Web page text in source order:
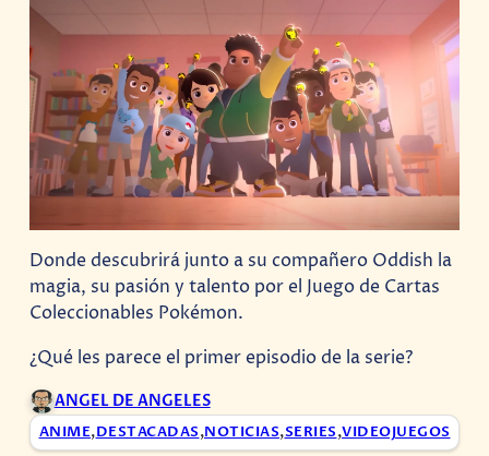
Donde descubrirá junto a su compañero Oddish la
magia, su pasión y talento por el Juego de Cartas
Coleccionables Pokémon.
¿Qué les parece el primer episodio de la serie?
ANGEL DE ANGELES
ANIME,DESTACADAS,NOTICIAS,SERIES,VIDEOJUEGOS